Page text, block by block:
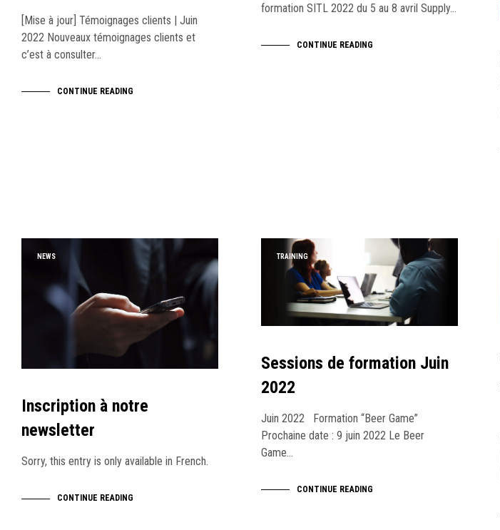
[Mise à jour] Témoignages clients | Juin
2022 Nouveaux témoignages clients et
c’est à consulter…
CONTINUE READING
formation SITL 2022 du 5 au 8 avril Supply…
CONTINUE READING
NEWS
Inscription à notre
newsletter
Sorry, this entry is only available in French.
CONTINUE READING
TRAINING
Sessions de formation Juin
2022
Juin 2022 Formation “Beer Game”
Prochaine date : 9 juin 2022 Le Beer
Game…
CONTINUE READING